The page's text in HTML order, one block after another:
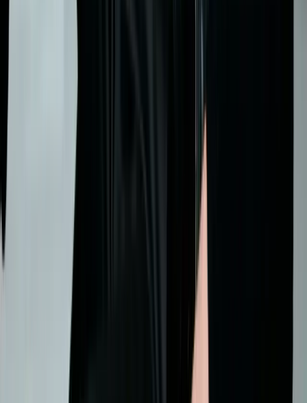
2026
AI Kombin Yapma ve Kıyafet Deneme Uygulaması
Blog
Destek Kullanım Koşulları